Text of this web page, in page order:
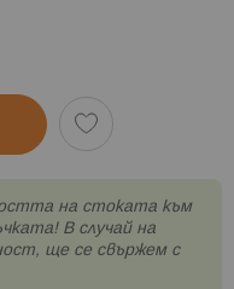
на стоката към
В случай на
ще се свържем с